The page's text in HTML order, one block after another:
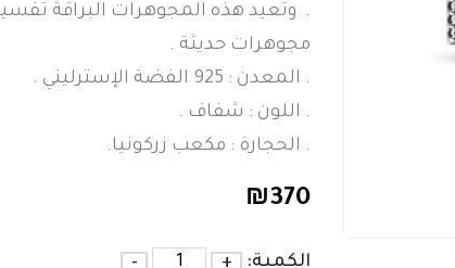
. وتعيد هذه المجوهرات البراقة
مجوهرات حديثة .
. المعدن : 925 الفضة الإسترليني .
. اللون : شفاف .
. الحجارة : مكعب زركونيا.
₪370
الكمية: +
-